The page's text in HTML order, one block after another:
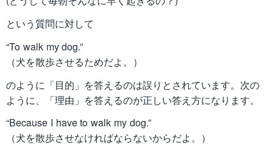
という質問に対して
“To walk my dog.”
（犬を散歩させるためだよ。）
のように「目的」を答えるのは誤りとされています。次の
ように、「理由」を答えるのが正しい答え方になります。
“Because I have to walk my dog.”
（犬を散歩させなければならないからだよ。）